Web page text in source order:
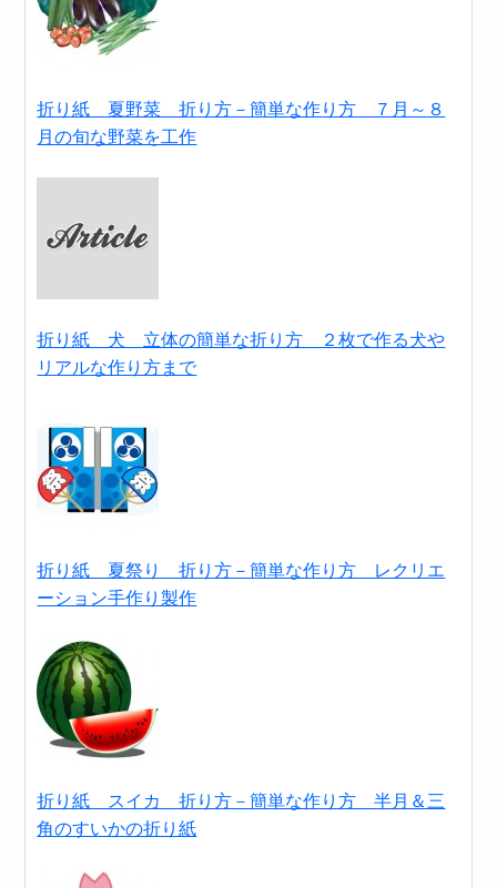
折り紙 夏野菜 折り方－簡単な作り方 ７月～８
月の旬な野菜を工作
折り紙 犬 立体の簡単な折り方 ２枚で作る犬や
リアルな作り方まで
折り紙 夏祭り 折り方－簡単な作り方 レクリエ
ーション手作り製作
折り紙 スイカ 折り方－簡単な作り方 半月＆三
角のすいかの折り紙